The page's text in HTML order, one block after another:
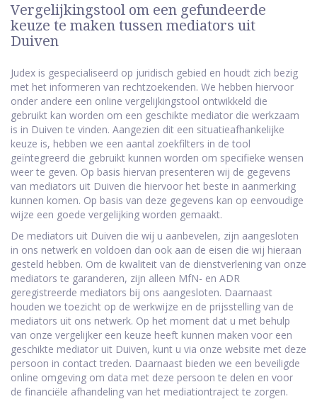
Vergelijkingstool om een gefundeerde
keuze te maken tussen mediators uit
Duiven
Judex is gespecialiseerd op juridisch gebied en houdt zich bezig
met het informeren van rechtzoekenden. We hebben hiervoor
onder andere een online vergelijkingstool ontwikkeld die
gebruikt kan worden om een geschikte mediator die werkzaam
is in Duiven te vinden. Aangezien dit een situatieafhankelijke
keuze is, hebben we een aantal zoekfilters in de tool
geïntegreerd die gebruikt kunnen worden om specifieke wensen
weer te geven. Op basis hiervan presenteren wij de gegevens
van mediators uit Duiven die hiervoor het beste in aanmerking
kunnen komen. Op basis van deze gegevens kan op eenvoudige
wijze een goede vergelijking worden gemaakt.
De mediators uit Duiven die wij u aanbevelen, zijn aangesloten
in ons netwerk en voldoen dan ook aan de eisen die wij hieraan
gesteld hebben. Om de kwaliteit van de dienstverlening van onze
mediators te garanderen, zijn alleen MfN- en ADR
geregistreerde mediators bij ons aangesloten. Daarnaast
houden we toezicht op de werkwijze en de prijsstelling van de
mediators uit ons netwerk. Op het moment dat u met behulp
van onze vergelijker een keuze heeft kunnen maken voor een
geschikte mediator uit Duiven, kunt u via onze website met deze
persoon in contact treden. Daarnaast bieden we een beveiligde
online omgeving om data met deze persoon te delen en voor
de financiële afhandeling van het mediationtraject te zorgen.